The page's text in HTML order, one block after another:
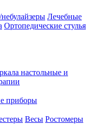
Лечебные
Ортопедические стулья
настольные и
приборы
Весы Ростомеры